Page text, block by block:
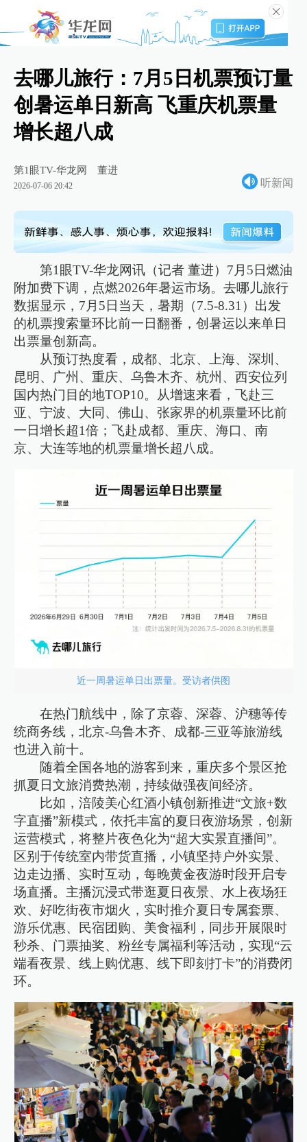
去哪儿旅行：7月5日机票预订量
创暑运单日新高 飞重庆机票量
增长超八成
第1眼TV-华龙网 董进
2026-07-06 20:42 听新闻
第1眼TV-华龙网讯（记者 董进）7月5日燃油
附加费下调，点燃2026年暑运市场。去哪儿旅行
数据显示，7月5日当天，暑期（7.5-8.31）出发
的机票搜索量环比前一日翻番，创暑运以来单日
出票量创新高。
从预订热度看，成都、北京、上海、深圳、
昆明、广州、重庆、乌鲁木齐、杭州、西安位列
国内热门目的地TOP10。从增速来看，飞赴三
亚、宁波、大同、佛山、张家界的机票量环比前
一日增长超1倍；飞赴成都、重庆、海口、南
京、大连等地的机票量增长超八成。
近一周暑运单日出票量。受访者供图
在热门航线中，除了京蓉、深蓉、沪穗等传
统商务线，北京-乌鲁木齐、成都-三亚等旅游线
也进入前十。
随着全国各地的游客到来，重庆多个景区抢
抓夏日文旅消费热潮，持续做强夜间经济。
比如，涪陵美心红酒小镇创新推进“文旅+数
字直播”新模式，依托丰富的夏日夜游场景，创新
运营模式，将整片夜色化为“超大实景直播间”。
区别于传统室内带货直播，小镇坚持户外实景、
边走边播、实时互动，每晚黄金夜游时段开启专
场直播。主播沉浸式带逛夏日夜景、水上夜场狂
欢、好吃街夜市烟火，实时推介夏日专属套票、
游乐优惠、民宿团购、美食福利，同步开展限时
秒杀、门票抽奖、粉丝专属福利等活动，实现“云
端看夜景、线上购优惠、线下即刻打卡”的消费闭
环。